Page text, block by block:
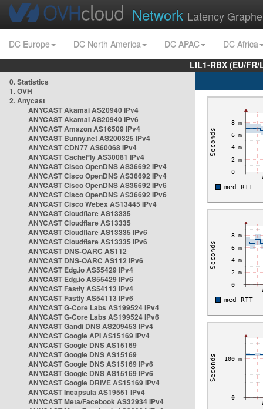
Network Latency
DC Europe DC North America DC APAC
DC Africa
LIL1-RBX (EU/
0. Statistics
1. OVH
2. Anycast
ANYCAST Akamai AS20940 IPv4
ANYCAST Akamai AS20940 IPv6
ANYCAST Amazon AS16509 IPv4
ANYCAST Bunny.net AS200325 IPv4
ANYCAST CDN77 AS60068 IPv4
ANYCAST CacheFly AS30081 IPv4
ANYCAST Cisco OpenDNS AS36692 IPv4
ANYCAST Cisco OpenDNS AS36692 IPv4
ANYCAST Cisco OpenDNS AS36692 IPv6
ANYCAST Cisco OpenDNS AS36692 IPv6
ANYCAST Cisco Webex AS13445 IPv4
ANYCAST Cloudflare AS13335
ANYCAST Cloudflare AS13335
ANYCAST Cloudflare AS13335 IPv6
ANYCAST Cloudflare AS13335 IPv6
ANYCAST DNS-OARC AS112
ANYCAST DNS-OARC AS112 IPv6
ANYCAST Edg.io AS55429 IPv4
ANYCAST Edg.io AS55429 IPv6
ANYCAST Fastly AS54113 IPv4
ANYCAST Fastly AS54113 IPv6
ANYCAST G-Core Labs AS199524 IPv4
ANYCAST G-Core Labs AS199524 IPv6
ANYCAST Gandi DNS AS209453 IPv4
ANYCAST Google API AS15169 IPv4
ANYCAST Google DNS AS15169
ANYCAST Google DNS AS15169
ANYCAST Google DNS AS15169 IPv6
ANYCAST Google DNS AS15169 IPv6
ANYCAST Google DRIVE AS15169 IPv4
ANYCAST Incapsula AS19551 IPv4
ANYCAST Meta/Facebook AS32934 IPv4